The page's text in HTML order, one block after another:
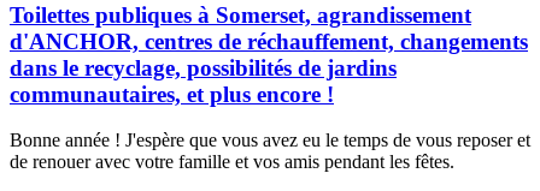
Toilettes publiques à Somerset, agrandissement
d'ANCHOR, centres de réchauffement, changements
dans le recyclage, possibilités de jardins
communautaires, et plus encore !
Bonne année ! J'espère que vous avez eu le temps de vous reposer et
de renouer avec votre famille et vos amis pendant les fêtes.